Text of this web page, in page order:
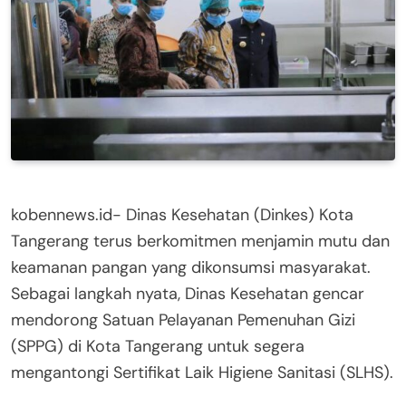
kobennews.id- Dinas Kesehatan (Dinkes) Kota
Tangerang terus berkomitmen menjamin mutu dan
keamanan pangan yang dikonsumsi masyarakat.
Sebagai langkah nyata, Dinas Kesehatan gencar
mendorong Satuan Pelayanan Pemenuhan Gizi
(SPPG) di Kota Tangerang untuk segera
mengantongi Sertifikat Laik Higiene Sanitasi (SLHS).